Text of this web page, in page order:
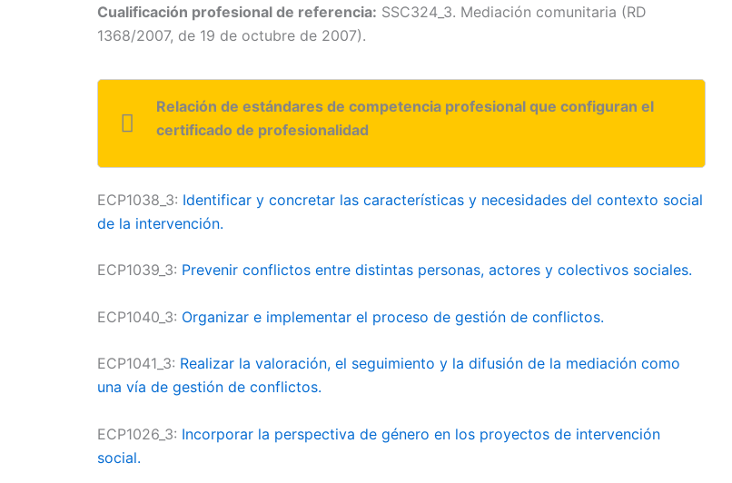
Cualificación profesional de referencia: SSC324_3. Mediación comunitaria (RD
1368/2007, de 19 de octubre de 2007).
Relación de estándares de competencia profesional que configuran el
certificado de profesionalidad
ECP1038_3: Identificar y concretar las características y necesidades del contexto social
de la intervención.
ECP1039_3: Prevenir conflictos entre distintas personas, actores y colectivos sociales.
ECP1040_3: Organizar e implementar el proceso de gestión de conflictos.
ECP1041_3: Realizar la valoración, el seguimiento y la difusión de la mediación como
una vía de gestión de conflictos.
ECP1026_3: Incorporar la perspectiva de género en los proyectos de intervención
social.